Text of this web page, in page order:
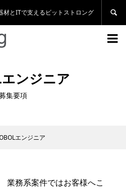
材とITで支えるビットストロング 

ンジニア
集要項
エンジニア
業務系案件ではお客様へこ